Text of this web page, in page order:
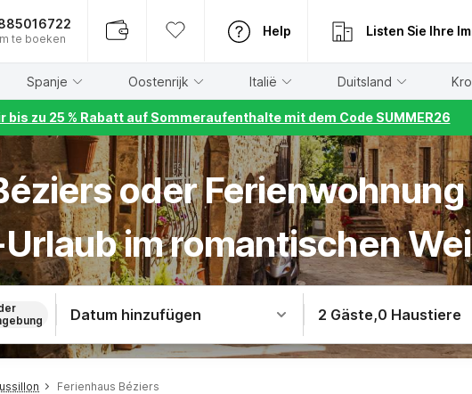
te boeken
Help Listen Sie Ihre
Spanje Oostenrijk Italië Duitsland
bis zu 25 % Rabatt auf Sommeraufenthalte mit dem Code SUMMER26
oder
im romantischen
Datum hinzufügen 2 Gäste,0 Haustiere
Ferienhaus Béziers